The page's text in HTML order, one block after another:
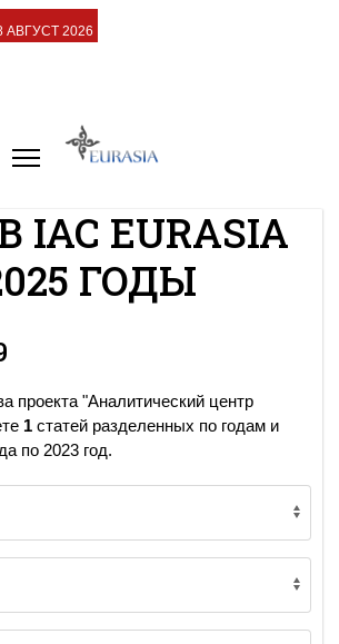
2026
IAC EURASIA
ГОДЫ
проекта "Аналитический центр
1 статей разделенных по годам и
по 2023 год.